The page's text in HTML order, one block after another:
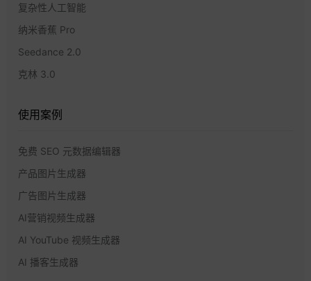
复杂性人工智能
纳米香蕉 Pro
Seedance 2.0
克林 3.0
使用案例
免费 SEO 元数据编辑器
产品图片生成器
广告图片生成器
AI营销视频生成器
AI YouTube 视频生成器
AI 播客生成器